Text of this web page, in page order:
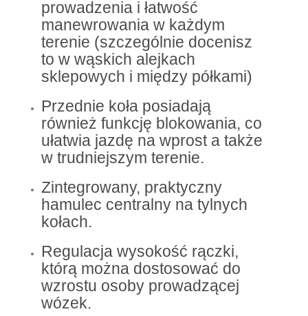
prowadzenia i łatwość
manewrowania w każdym
terenie (szczególnie docenisz
to w wąskich alejkach
sklepowych i między półkami)
Przednie koła posiadają
również funkcję blokowania, co
ułatwia jazdę na wprost a także
w trudniejszym terenie.
Zintegrowany, praktyczny
hamulec centralny na tylnych
kołach.
Regulacja wysokość rączki,
którą można dostosować do
wzrostu osoby prowadzącej
wózek.